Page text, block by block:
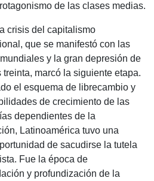
de las clases medias.
del capitalismo
que se manifestó con las
y la gran depresión de
treinta, marcó la siguiente etapa.
el esquema de librecambio y
de crecimiento de las
dependientes de la
Latinoamérica tuvo una
de sacudirse la tutela
Fue la época de
y profundización de la